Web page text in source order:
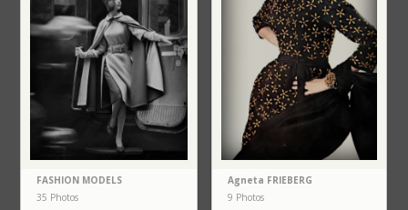
FASHION MODELS
35 Photos
Agneta FRIEBERG
9 Photos